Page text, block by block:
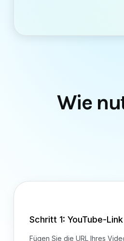
Wie
Schritt 1: YouTube-
Fügen Sie die URL Ihres